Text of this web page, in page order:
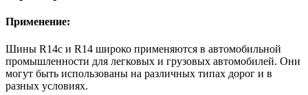
Применение:
Шины R14c и R14 широко применяются в автомобильной
промышленности для легковых и грузовых автомобилей. Они
могут быть использованы на различных типах дорог и в
разных условиях.